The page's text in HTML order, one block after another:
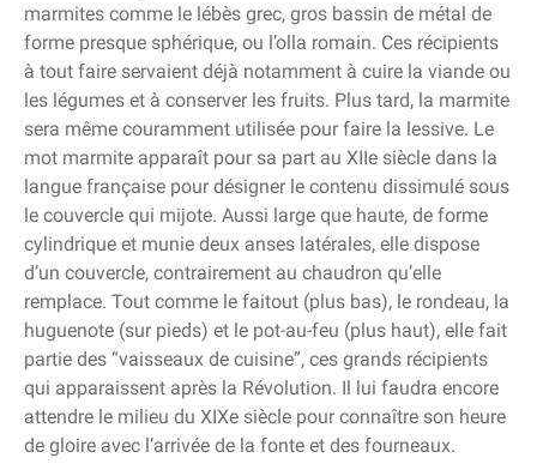
marmites comme le lébès grec, gros bassin de métal de
forme presque sphérique, ou l’olla romain. Ces récipients
à tout faire servaient déjà notamment à cuire la viande ou
les légumes et à conserver les fruits. Plus tard, la marmite
sera même couramment utilisée pour faire la lessive. Le
mot marmite apparaît pour sa part au XIIe siècle dans la
langue française pour désigner le contenu dissimulé sous
le couvercle qui mijote. Aussi large que haute, de forme
cylindrique et munie deux anses latérales, elle dispose
d’un couvercle, contrairement au chaudron qu’elle
remplace. Tout comme le faitout (plus bas), le rondeau, la
huguenote (sur pieds) et le pot-au-feu (plus haut), elle fait
partie des “vaisseaux de cuisine”, ces grands récipients
qui apparaissent après la Révolution. Il lui faudra encore
attendre le milieu du XIXe siècle pour connaître son heure
de gloire avec l’arrivée de la fonte et des fourneaux.